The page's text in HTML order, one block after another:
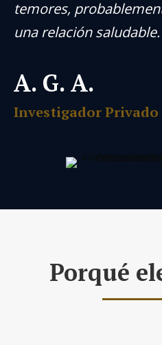
temores,
una relación saludable.
A. G. A.
Investigador Privado
Porqué